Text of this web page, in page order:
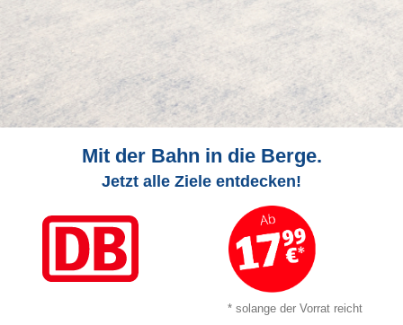
Mit der Bahn in die Berge.
Jetzt alle Ziele entdecken!
* solange der Vorrat reicht